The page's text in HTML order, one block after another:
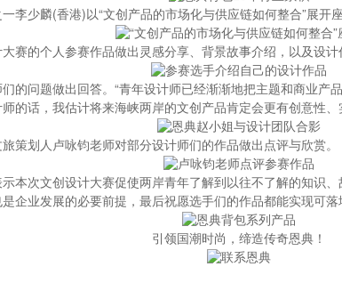
李少麟(香港)以“文创产品的市场化与供应链如何整合”展开座
赛的个人参赛作品做出灵感分享、背景故事介绍，以及设计
的问题做出回答。“青年设计师已经渐渐地把主题和商业产
的话，我估计将来海峡两岸的文创产品肯定会更有创意性、
策划人卢咏钧老师对部分设计师们的作品做出点评与欣赏。
本次文创设计大赛促使两岸青年了解到以往不了解的知识
企业发展的必要前提，最后祝愿选手们的作品都能实现可落
引领国潮时尚，缔造传奇恩典！